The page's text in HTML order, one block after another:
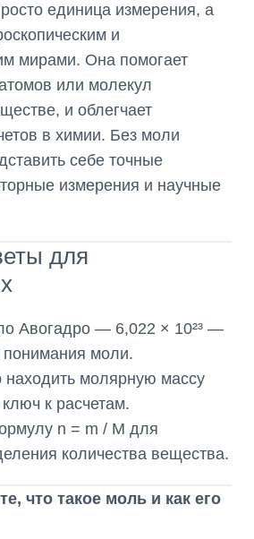
единица измерения, а
и
мирами. Она помогает
или молекул
и облегчает
в химии. Без моли
себе точные
измерения и научные
для
Авогадро — 6,022 × 10²³ —
понимания моли.
находить молярную массу
к расчетам.
n = m / M для
количества вещества.
что такое моль и как его